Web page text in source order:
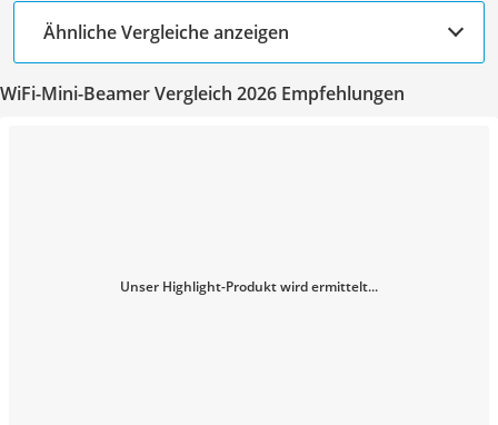
Ähnliche Vergleiche anzeigen
WiFi-Mini-Beamer Vergleich 2026 Empfehlungen
Unser Highlight-Produkt wird ermittelt...